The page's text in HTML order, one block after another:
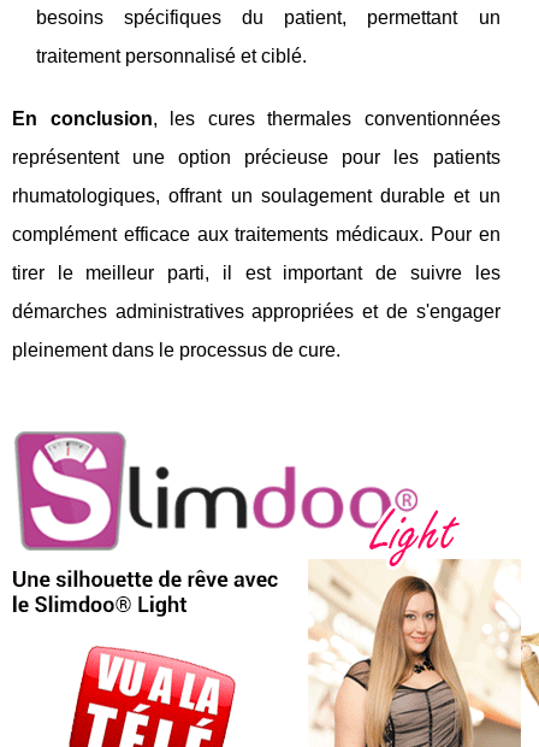
besoins spécifiques du patient, permettant un
traitement personnalisé et ciblé.
En conclusion, les cures thermales conventionnées
représentent une option précieuse pour les patients
rhumatologiques, offrant un soulagement durable et un
complément efficace aux traitements médicaux. Pour en
tirer le meilleur parti, il est important de suivre les
démarches administratives appropriées et de s'engager
pleinement dans le processus de cure.